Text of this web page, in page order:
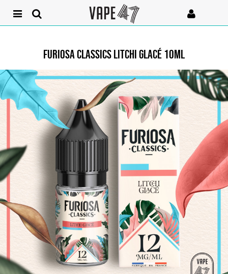
FURIOSA CLASSICS LITCHI GLACÉ 10ML